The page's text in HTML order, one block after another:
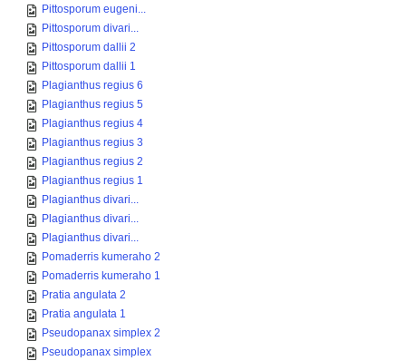
Pittosporum eugeni...
Pittosporum divari...
Pittosporum dallii 2
Pittosporum dallii 1
Plagianthus regius 6
Plagianthus regius 5
Plagianthus regius 4
Plagianthus regius 3
Plagianthus regius 2
Plagianthus regius 1
Plagianthus divari...
Plagianthus divari...
Plagianthus divari...
Pomaderris kumeraho 2
Pomaderris kumeraho 1
Pratia angulata 2
Pratia angulata 1
Pseudopanax simplex 2
Pseudopanax simplex